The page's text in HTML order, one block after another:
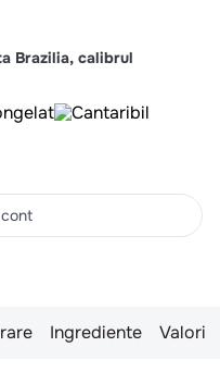
Brazilia, calibrul
Ingrediente Valori